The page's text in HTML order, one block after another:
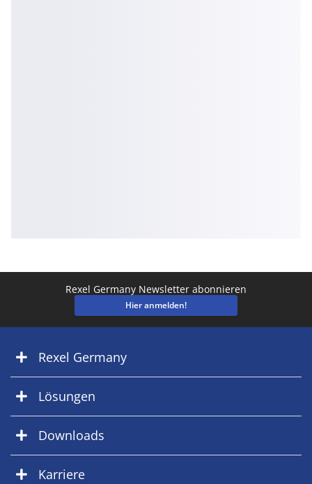
Rexel Germany Newsletter abonnieren
Hier anmelden!
Rexel Germany
Lösungen
Downloads
Karriere